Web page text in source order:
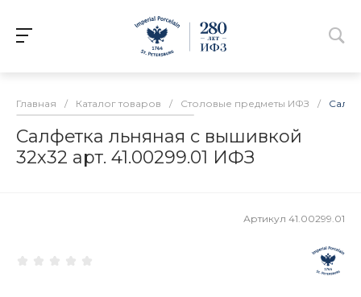
Главная / Каталог товаров / Столовые предметы ИФЗ /
Салфетка льняная с вышивкой
32х32 арт. 41.00299.01 ИФЗ
Артикул 41.00299.01